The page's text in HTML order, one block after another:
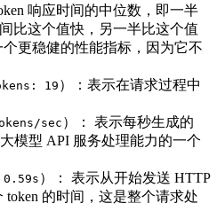
响应时间的中位数，即一半
比这个值快，另一半比这个值
更稳健的性能指标，因为它不
19 ）：表示在请求过程中
sec ）： 表示每秒生成的
模型 API 服务处理能力的一个
）： 表示从开始发送 HTTP
的时间，这是整个请求处